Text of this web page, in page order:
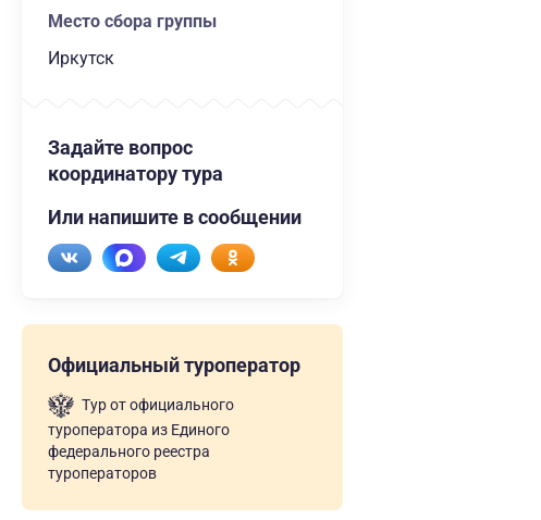
Место сбора группы
Иркутск
Задайте вопрос
координатору тура
Или напишите в сообщении
Официальный туроператор
Тур от официального
туроператора из Единого
федерального реестра
туроператоров